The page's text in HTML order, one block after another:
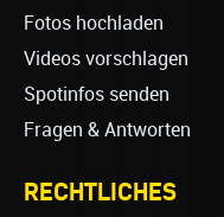
Fotos hochladen
Videos vorschlagen
Spotinfos senden
Fragen & Antworten
RECHTLICHES